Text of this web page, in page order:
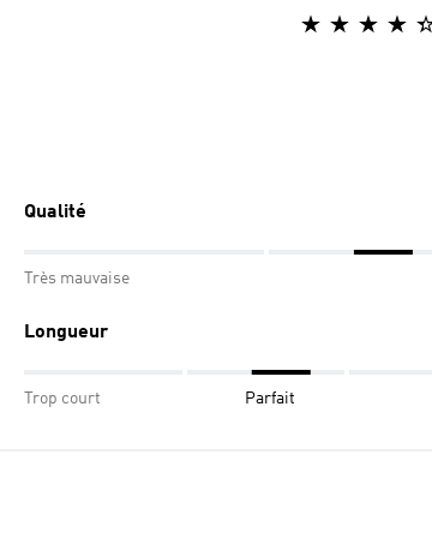
Qualité
Très mauvaise
Longueur
Trop court Parfait